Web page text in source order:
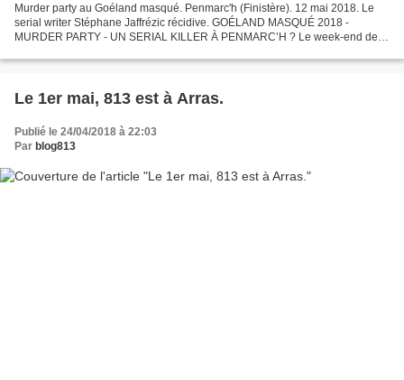
Murder party au Goéland masqué. Penmarc'h (Finistère). 12 mai 2018. Le
serial writer Stéphane Jaffrézic récidive. GOÉLAND MASQUÉ 2018 -
MURDER PARTY - UN SERIAL KILLER À PENMARC’H ? Le week-end de
Le 1er mai, 813 est à Arras.
Publié le 24/04/2018 à 22:03
Par blog813